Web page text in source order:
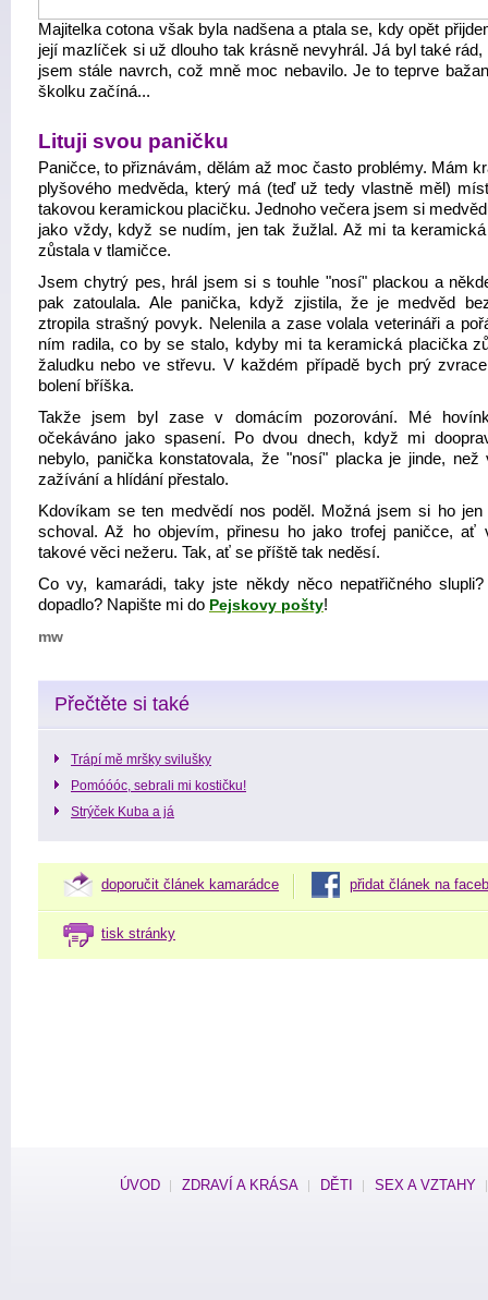
Majitelka cotona však byla nadšena a ptala se, kdy opět
její mazlíček si už dlouho tak krásně nevyhrál. Já byl také rád,
jsem stále navrch, což mně moc nebavilo. Je to teprve
školku začíná...
Lituji svou paničku
Paničce, to přiznávám, dělám až moc často problémy. Mám
plyšového medvěda, který má (teď už tedy vlastně měl)
takovou keramickou placičku. Jednoho večera jsem si
jako vždy, když se nudím, jen tak žužlal. Až mi ta
zůstala v tlamičce.
Jsem chytrý pes, hrál jsem si s touhle "nosí" plackou a
pak zatoulala. Ale panička, když zjistila, že je medvěd
ztropila strašný povyk. Nelenila a zase volala veterináři a
ním radila, co by se stalo, kdyby mi ta keramická placička
žaludku nebo ve střevu. V každém případě bych prý
bolení bříška.
Takže jsem byl zase v domácím pozorování. Mé
očekáváno jako spasení. Po dvou dnech, když mi
nebylo, panička konstatovala, že "nosí" placka je jinde, než
zažívání a hlídání přestalo.
Kdovíkam se ten medvědí nos poděl. Možná jsem si ho jen
schoval. Až ho objevím, přinesu ho jako trofej paničce, ať
takové věci nežeru. Tak, ať se příště tak neděsí.
Co vy, kamarádi, taky jste někdy něco nepatřičného
dopadlo? Napište mi do Pejskovy pošty!
mw
Přečtěte si také
Trápí mě mršky svilušky
Pomóóóc, sebrali mi kostičku!
Strýček Kuba a já
doporučit článek kamarádce přidat článek na
tisk stránky
ÚVOD ZDRAVÍ A KRÁSA DĚTI SEX A VZTAHY